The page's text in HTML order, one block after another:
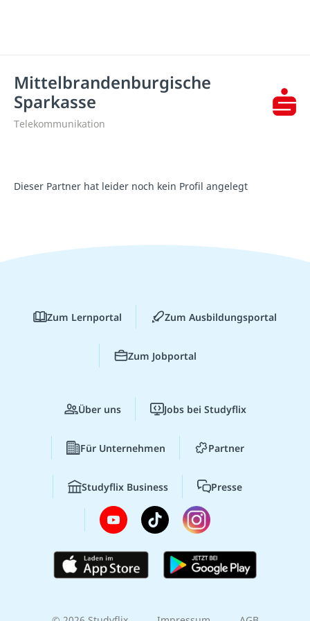
Mittelbrandenburgische
Sparkasse
Telekommunikation
Dieser Partner hat leider noch kein Profil angelegt
Zum Lernportal Zum Ausbildungsportal
Zum Jobportal
Über uns Jobs bei Studyflix
Für Unternehmen Partner
Studyflix Business Presse